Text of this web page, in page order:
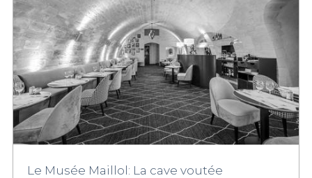
Le Musée Maillol: La cave voutée